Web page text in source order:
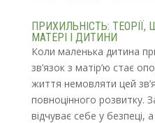
ПРИХИЛЬНІСТЬ:
МАТЕРІ І ДИТИНИ
Коли маленька дитина
зв’язок з матір’ю стає
життя немовляти цей
повноцінного розвитку.
відчуває себе у безпеці,